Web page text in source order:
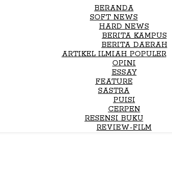
BERANDA
SOFT NEWS
HARD NEWS
BERITA KAMPUS
BERITA DAERAH
ARTIKEL ILMIAH POPULER
OPINI
ESSAY
FEATURE
SASTRA
PUISI
CERPEN
RESENSI BUKU
REVIEW-FILM